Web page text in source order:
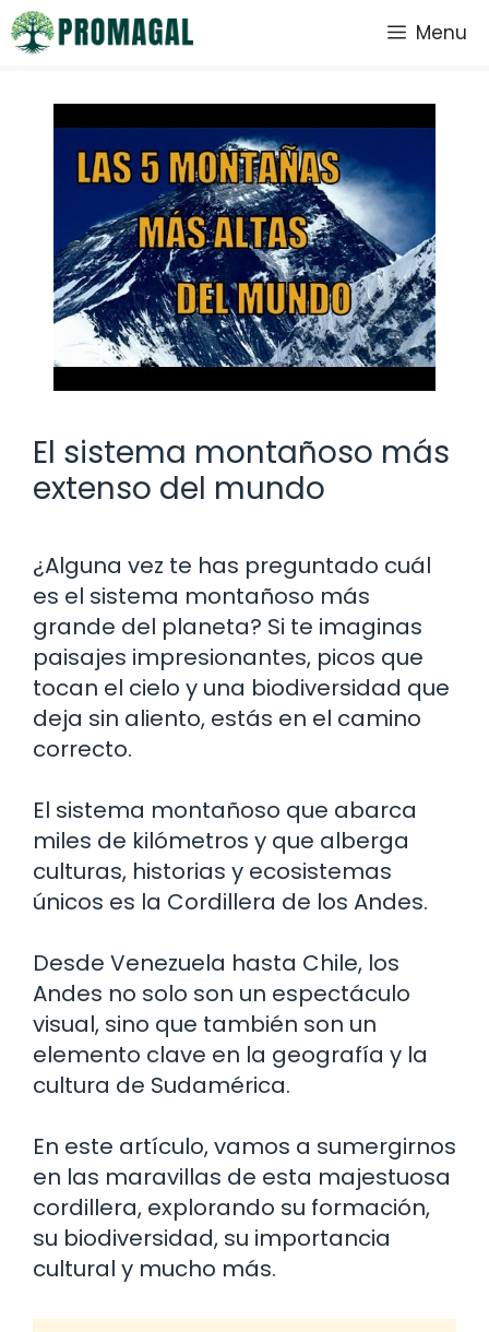
Saltar
al
Menu
El sistema montañoso más
extenso del mundo
¿Alguna vez te has preguntado cuál
es el sistema montañoso más
grande del planeta? Si te imaginas
paisajes impresionantes, picos que
tocan el cielo y una biodiversidad que
deja sin aliento, estás en el camino
correcto.
El sistema montañoso que abarca
miles de kilómetros y que alberga
culturas, historias y ecosistemas
únicos es la Cordillera de los Andes.
Desde Venezuela hasta Chile, los
Andes no solo son un espectáculo
visual, sino que también son un
elemento clave en la geografía y la
cultura de Sudamérica.
En este artículo, vamos a sumergirnos
en las maravillas de esta majestuosa
cordillera, explorando su formación,
su biodiversidad, su importancia
cultural y mucho más.